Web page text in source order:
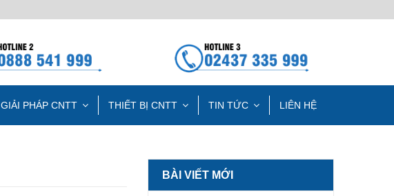
GIẢI PHÁP CNTT THIẾT BỊ CNTT TIN TỨC LIÊN HỆ
BÀI VIẾT MỚI